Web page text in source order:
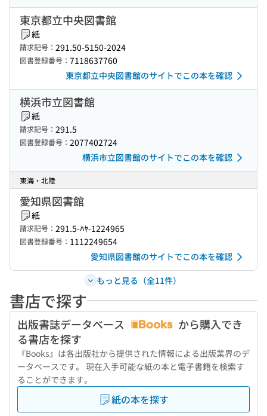
東京都立中央図書館
紙
請求記号： 291.50-5150-2024
図書登録番号： 7118637760
東京都立中央図書館のサイトでこの本を確認
横浜市立図書館
紙
請求記号： 291.5
図書登録番号： 2077402724
横浜市立図書館のサイトでこの本を確認
東海・北陸
愛知県図書館
紙
請求記号： 291.5-ﾊﾔ-1224965
図書登録番号： 1112249654
愛知県図書館のサイトでこの本を確認
もっと見る（全11件）
書店で探す
出版書誌データベース
から購入でき
る書店を探す
『Books』は各出版社から提供された情報による出版業界のデ
ータベースです。 現在入手可能な紙の本と電子書籍を検索す
ることができます。
紙の本を探す